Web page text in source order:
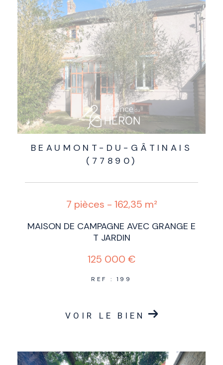
BEAUMONT-DU-GÂTINAIS
(77890)
7 pièces - 162,35 m²
MAISON DE CAMPAGNE AVEC GRANGE E
T JARDIN
125 000 €
REF : 199
VOIR LE BIEN